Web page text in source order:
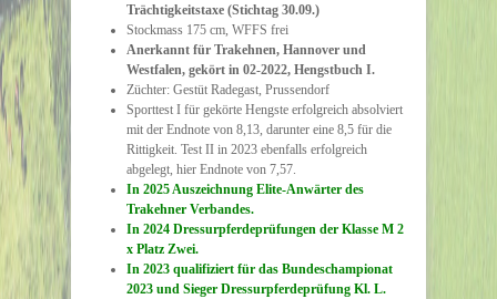
Trächtigkeitstaxe (Stichtag 30.09.)
Stockmass 175 cm, WFFS frei
Anerkannt für Trakehnen, Hannover und
Westfalen, gekört in 02-2022, Hengstbuch I.
Züchter: Gestüt Radegast, Prussendorf
Sporttest I für gekörte Hengste erfolgreich absolviert
mit der Endnote von 8,13, darunter eine 8,5 für die
Rittigkeit. Test II in 2023 ebenfalls erfolgreich
abgelegt, hier Endnote von 7,57.
In 2025 Auszeichnung Elite-Anwärter des
Trakehner Verbandes.
In 2024 Dressurpferdeprüfungen der Klasse M 2
x Platz Zwei.
In 2023 qualifiziert für das Bundeschampionat
2023 und Sieger Dressurpferdeprüfung Kl. L.